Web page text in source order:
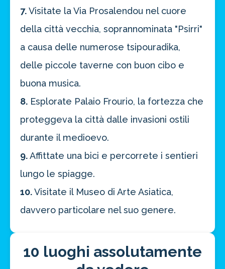
7.Visitate la Via Prosalendou nel cuore
della città vecchia, soprannominata "Psirri"
a causa delle numerose tsipouradika,
delle piccole taverne con buon cibo e
buona musica.
8. Esplorate Palaio Frourio, la fortezza che
proteggeva la città dalle invasioni ostili
durante il medioevo.
9.Affittate una bici e percorrete i sentieri
lungo le spiagge.
10.Visitate il Museo di Arte Asiatica,
davvero particolare nel suo genere.
10 luoghi assolutamente